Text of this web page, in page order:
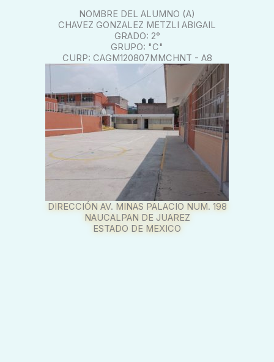
NOMBRE DEL ALUMNO (A)
CHAVEZ GONZALEZ METZLI ABIGAIL
GRADO: 2°
GRUPO: "C"
CURP: CAGM120807MMCHNT - A8
DIRECCIÓN AV. MINAS PALACIO NUM. 198
NAUCALPAN DE JUAREZ
ESTADO DE MEXICO